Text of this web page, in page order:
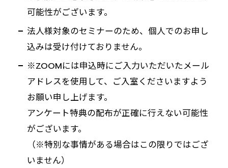
可能性がございます。
法人様対象のセミナーのため、個人でのお申し
込みは受け付けておりません。
※ZOOMには申込時にご入力いただいたメール
アドレスを使用して、ご入室くださいますよう
お願い申し上げます。
アンケート特典の配布が正確に行えない可能性
がございます。
（※特別な事情がある場合はこの限りではござ
いません）